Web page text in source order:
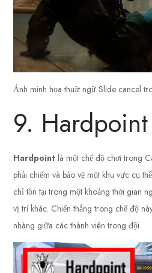
Ảnh minh họa thuật ngữ Slide cancel
9. Hardpoint
Hardpoint là một chế độ chơi trong
phải chiếm và bảo vệ một khu vực cụ
chỉ tồn tại trong một khoảng thời gian
vị trí khác. Chiến thắng trong chế độ
nhàng giữa các thành viên trong đội.